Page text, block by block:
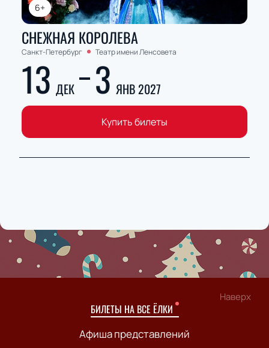
6+
СНЕЖНАЯ КОРОЛЕВА
Санкт-Петербург Театр имени Ленсовета
13 ДЕК 3 ЯНВ 2027
Купить билеты
Наверх
БИЛЕТЫ НА ВСЕ ЁЛКИ
Афиша представлений